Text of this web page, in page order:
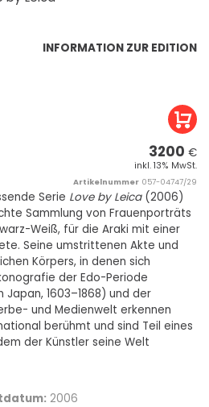
INFORMATION ZUR EDITION
3200 €
inkl. 13% MwSt.
Artikelnummer 057-04747/29
Serie Love by Leica(2006)
Sammlung von Frauenporträts
Weiß, für die Araki mit einer
Seine umstrittenen Akte und
Körpers, in denen sich
der Edo-Periode
1603–1868) und der
und Medienwelt erkennen
berühmt und sind Teil eines
der Künstler seine Welt
2006